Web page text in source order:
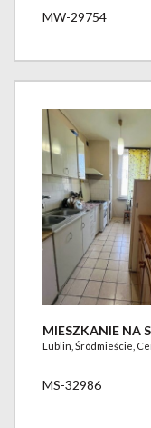
MW-29754
MIESZKANIE NA
Lublin, Śródmieście,
MS-32986